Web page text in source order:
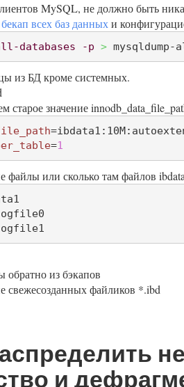
MySQL, не должно быть
бекап всех баз данныхи
databases -p >
из БД кроме системных.
старое значение
=1
файлы или сколько там файлов
обратно из бэкапов
свежесозданных файликов *.ibd
и